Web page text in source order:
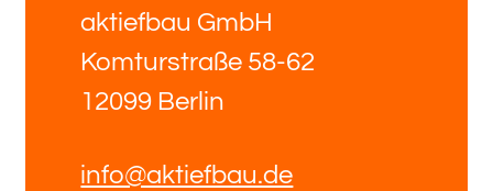
aktiefbau GmbH
Komturstraße 58-62
12099 Berlin
info@aktiefbau.de